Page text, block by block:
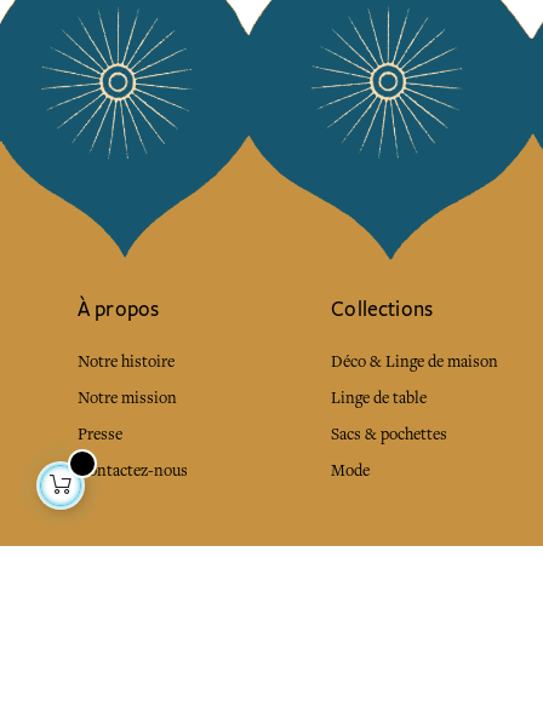
À propos
Notre histoire
Notre mission
Presse
Contactez-nous
Collections
Déco & Linge de maison
Linge de table
Sacs & pochettes
Mode